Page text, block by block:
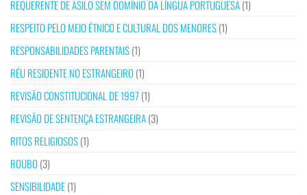
REQUERENTE DE ASILO SEM DOMÍNIO DA LÍNGUA PORTUGUESA(1)
RESPEITO PELO MEIO ÉTNICO E CULTURAL DOS MENORES(1)
RESPONSABILIDADES PARENTAIS(1)
RÉU RESIDENTE NO ESTRANGEIRO (1)
REVISÃO CONSTITUCIONAL DE 1997 (1)
REVISÃO DE SENTENÇA ESTRANGEIRA(3)
RITOS RELIGIOSOS(1)
ROUBO (3)
SENSIBILIDADE(1)